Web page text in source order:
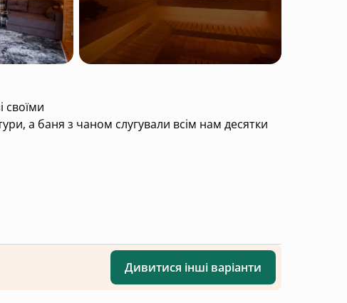
своїми
а баня з чаном слугували всім нам десятки
Дивитися інші варіанти